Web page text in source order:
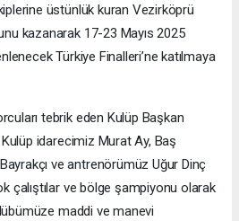
üstünlük kuran Vezirköprü
kazanarak 17-23 Mayıs 2025
Türkiye Finalleri’ne katılmaya
tebrik eden Kulüp Başkan
idarecimiz Murat Ay, Baş
ve antrenörümüz Uğur Dinç
çalıştılar ve bölge şampiyonu olarak
maddi ve manevi